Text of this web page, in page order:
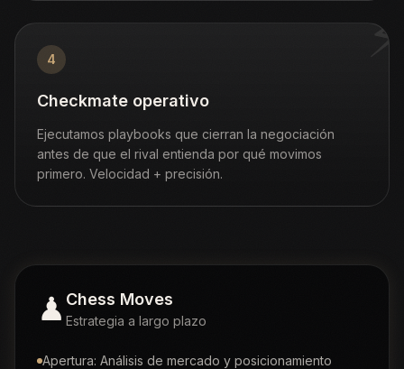
⚡
4
Checkmate operativo
Ejecutamos playbooks que cierran la negociación
antes de que el rival entienda por qué movimos
primero. Velocidad + precisión.
♟ Chess Moves
Estrategia a largo plazo
Apertura: Análisis de mercado y posicionamiento